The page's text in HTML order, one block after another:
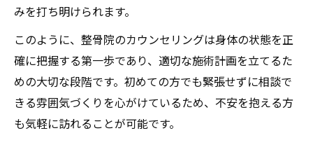
みを打ち明けられます。
このように、整骨院のカウンセリングは身体の状態を正
確に把握する第一歩であり、適切な施術計画を立てるた
めの大切な段階です。初めての方でも緊張せずに相談で
きる雰囲気づくりを心がけているため、不安を抱える方
も気軽に訪れることが可能です。